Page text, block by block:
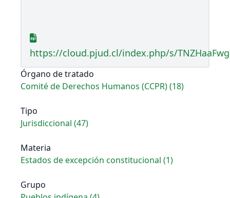
https://cloud.pjud.cl/index.php/s/
Órgano de tratado
Comité de Derechos Humanos (CCPR) (18)
Tipo
Jurisdiccional (47)
Materia
Estados de excepción constitucional (1)
Grupo